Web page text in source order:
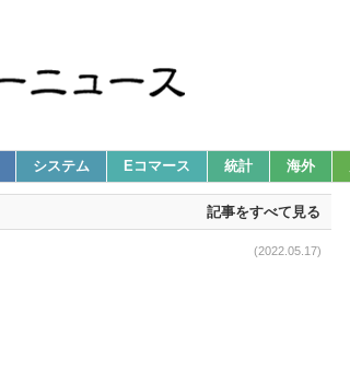
システム Eコマース 統計 海外
記事をすべて見る
(2022.05.17)